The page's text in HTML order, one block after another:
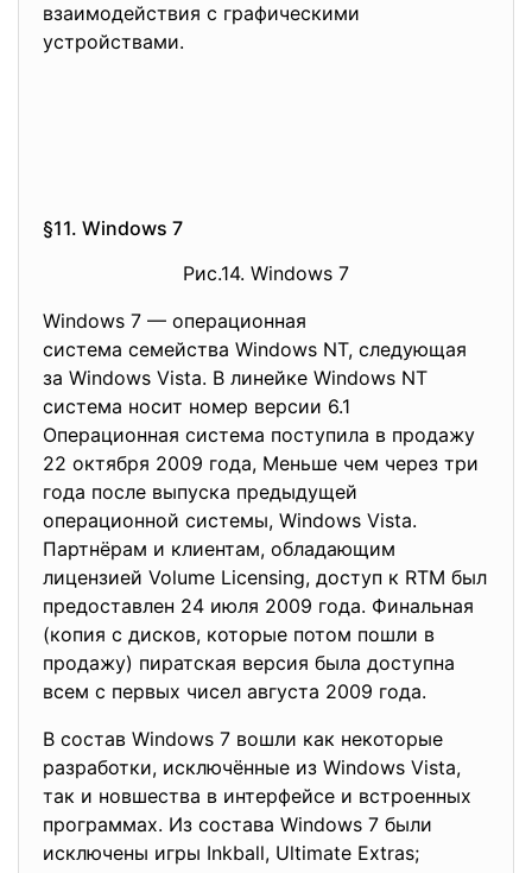
взаимодействия с графическими
устройствами.
§11. Windows 7
Рис.14. Windows 7
Windows 7 — операционная
система семейства Windows NT, следующая
за Windows Vista. В линейке Windows NT
система носит номер версии 6.1
Операционная система поступила в продажу
22 октября 2009 года, Меньше чем через три
года после выпуска предыдущей
операционной системы, Windows Vista.
Партнёрам и клиентам, обладающим
лицензией Volume Licensing, доступ к RTM был
предоставлен 24 июля 2009 года. Финальная
(копия с дисков, которые потом пошли в
продажу) пиратская версия была доступна
всем с первых чисел августа 2009 года.
В состав Windows 7 вошли как некоторые
разработки, исключённые из Windows Vista,
так и новшества в интерфейсе и встроенных
программах. Из состава Windows 7 были
исключены игры Inkball, Ultimate Extras;